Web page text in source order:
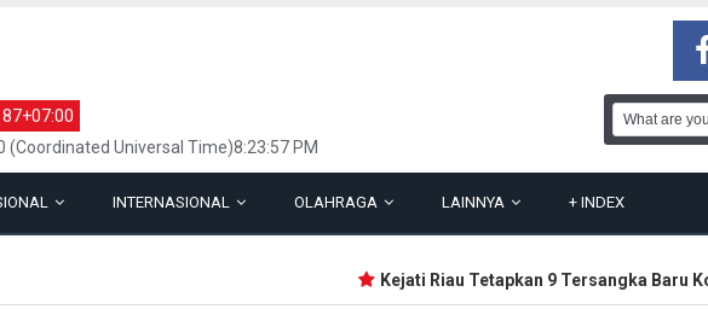
(Coordinated Universal Time)8:23:57 PM
INTERNASIONAL OLAHRAGA LAINNYA + INDEX
Kejati Riau Tetapkan 9 Tersangka Baru